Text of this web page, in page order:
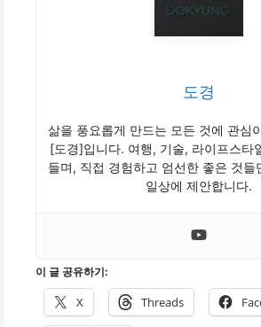
도경
삶을 풍요롭게 만드는 모든 것에 관심
[도경]입니다. 여행, 기술, 라이프스타
들며, 직접 경험하고 엄선한 좋은 것들
일상에 제안합니다.
이 글 공유하기:
X Threads